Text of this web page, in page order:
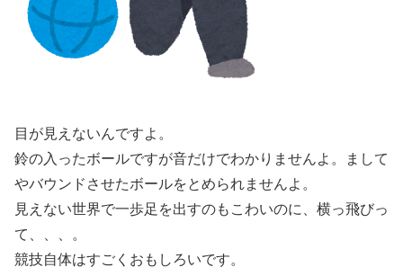
目が見えないんですよ。
鈴の入ったボールですが音だけでわかりませんよ。まして
やバウンドさせたボールをとめられませんよ。
見えない世界で一歩足を出すのもこわいのに、横っ飛びっ
て、、、。
競技自体はすごくおもしろいです。